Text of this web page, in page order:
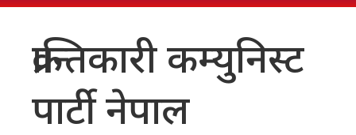
क्रान्तिकारी कम्युनिस्ट
पार्टी नेपाल